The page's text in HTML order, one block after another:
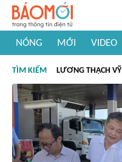
NÓNG MỚI VIDEO
#Khám phá thế giới
TÌM KIẾM LƯƠNG THẠCH VỸ